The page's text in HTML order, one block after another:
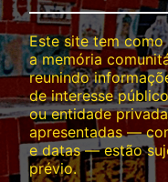
Este site tem
a memória
reunindo
de interesse
ou entidade
apresentadas —
e datas — estão
prévio.